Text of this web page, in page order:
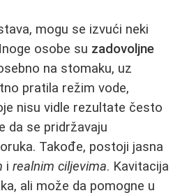
mogu se izvući neki
osobe su zadovoljne
na stomaku, uz
pratila režim vode,
nisu vidle rezultate često
da se pridržavaju
Takođe, postoji jasna
i realnim ciljevima. Kavitacija
ali može da pomogne u